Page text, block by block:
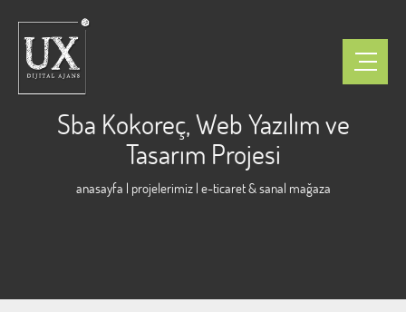
Sba Kokoreç, Web Yazılım ve
Tasarım Projesi
anasayfa | projelerimiz| e-ticaret & sanal mağaza